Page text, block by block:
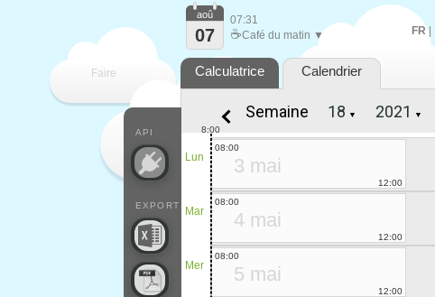
Faire
que
FR|
API
EXPORT
aoû
07
07:31
☕Café du matin ▼
Calculatrice Calendrier
Semaine ▼ ▼
Lun
Mar
Mer
8:00
3 mai
08:00
12:00
4 mai
08:00
12:00
5 mai
08:00
12:00